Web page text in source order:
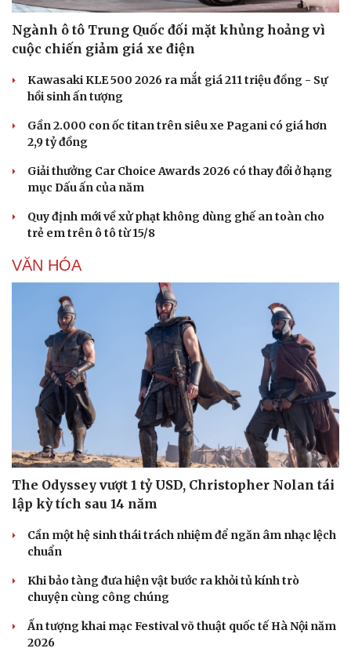
Văn học
Âm nhạc
Thời trang
Ngành ô tô Trung Quốc đối mặt khủng hoảng vì
cuộc chiến giảm giá xe điện
Kawasaki KLE 500 2026 ra mắt giá 211 triệu đồng - Sự
hồi sinh ấn tượng
Gần 2.000 con ốc titan trên siêu xe Pagani có giá hơn
2,9 tỷ đồng
Giải thưởng Car Choice Awards 2026 có thay đổi ở hạng
mục Dấu ấn của năm
Quy định mới về xử phạt không dùng ghế an toàn cho
trẻ em trên ô tô từ 15/8
VĂN HÓA
The Odyssey vượt 1 tỷ USD, Christopher Nolan tái
lập kỳ tích sau 14 năm
Cần một hệ sinh thái trách nhiệm để ngăn âm nhạc lệch
chuẩn
Khi bảo tàng đưa hiện vật bước ra khỏi tủ kính trò
chuyện cùng công chúng
Ấn tượng khai mạc Festival võ thuật quốc tế Hà Nội năm
2026